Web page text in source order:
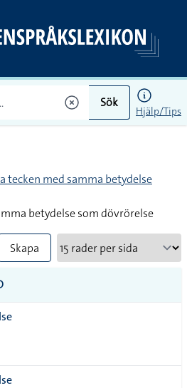
Sök
Hjälp/Tips
tecken med samma betydelse
betydelse som dövrörelse
Skapa